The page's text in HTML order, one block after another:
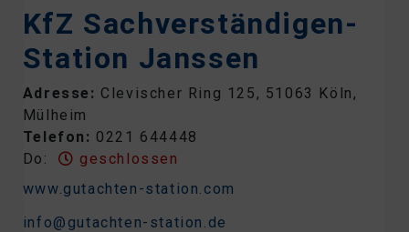
KfZ Sachverständigen-
Station Janssen
Adresse: Clevischer Ring 125, 51063 Köln,
Mülheim
Telefon: 0221 644448
Do:
geschlossen
www.gutachten-station.com
info@gutachten-station.de